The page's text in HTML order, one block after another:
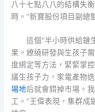
八十七點八八的結構失
時。”新寶股份項目副總
這個“半小時供給鏈
果。繚繞研發與生孩子
度綁定等方法，緊緊掌
議生孩子力，家電產物
場地后就會錯掉市場。
工。”王偉表現，集群成